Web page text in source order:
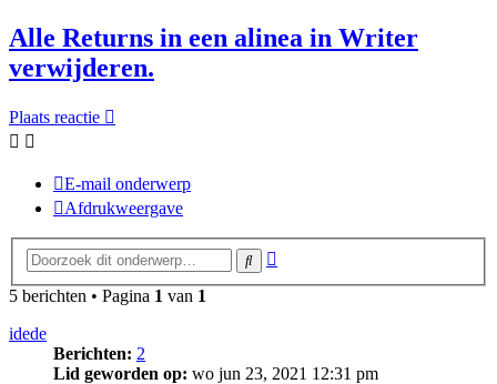
Alle Returns in een alinea in Writer
verwijderen.
Plaats reactie
E-mail onderwerp
Afdrukweergave
Zoek
5 berichten • Pagina 1 van 1
idede
Berichten: 2
Lid geworden op: wo jun 23, 2021 12:31 pm